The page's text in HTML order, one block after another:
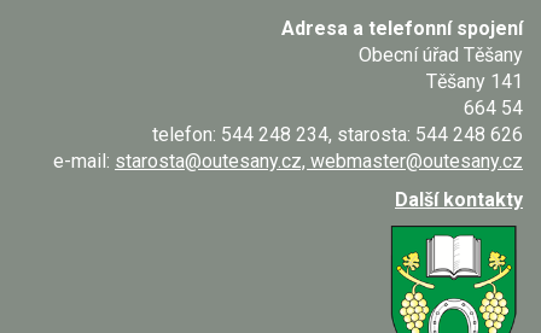
Adresa a telefonní spojení
Obecní úřad Těšany
Těšany 141
664 54
telefon: 544 248 234, starosta: 544 248 626
e-mail: starosta@outesany.cz, webmaster@outesany.cz
Další kontakty